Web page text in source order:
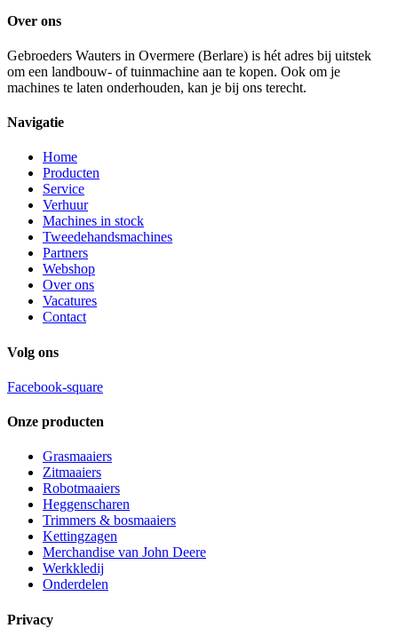
Over ons
Gebroeders Wauters in Overmere (Berlare) is hét adres bij uitstek
om een landbouw- of tuinmachine aan te kopen. Ook om je
machines te laten onderhouden, kan je bij ons terecht.
Navigatie
Home
Producten
Service
Verhuur
Machines in stock
Tweedehandsmachines
Partners
Webshop
Over ons
Vacatures
Contact
Volg ons
Facebook-square
Onze producten
Grasmaaiers
Zitmaaiers
Robotmaaiers
Heggenscharen
Trimmers & bosmaaiers
Kettingzagen
Merchandise van John Deere
Werkkledij
Onderdelen
Privacy